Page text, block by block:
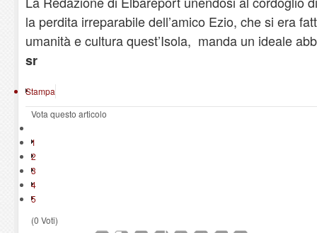
la perdita irreparabile dell’amico Ezio, che si era
umanità e cultura quest’Isola, manda un ideale
sr
Stampa
Vota questo articolo
1
2
3
4
5
(0 Voti)